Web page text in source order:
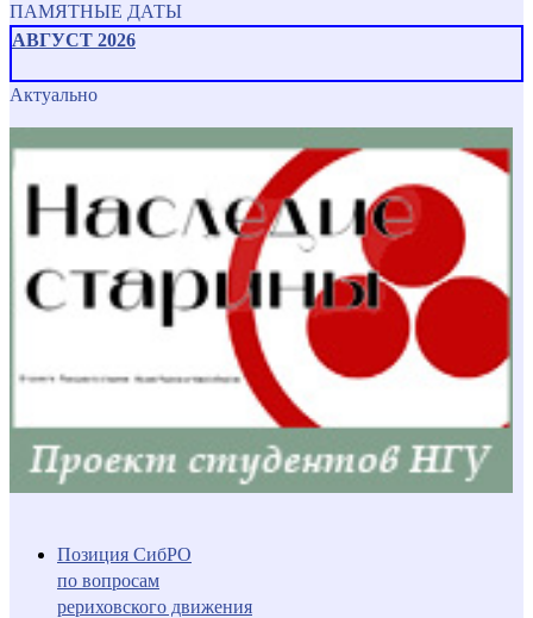
ПАМЯТНЫЕ ДАТЫ
АВГУСТ 2026
Актуально
Позиция СибРО
по вопросам
рериховского движения